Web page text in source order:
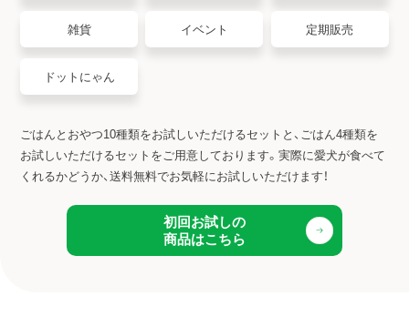
雑貨 イベント 定期販売
ドットにゃん
ごはんとおやつ10種類をお試しいただけるセットと、ごはん4種類を
お試しいただけるセットをご用意しております。実際に愛犬が食べて
くれるかどうか、送料無料でお気軽にお試しいただけます！
初回お試しの
商品はこちら